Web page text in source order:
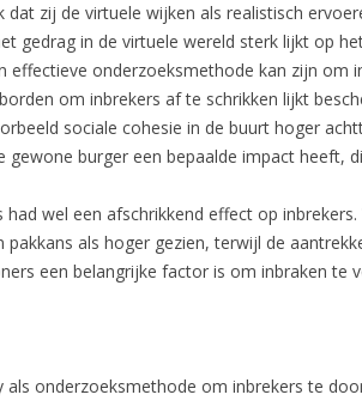
dat zij de virtuele wijken als realistisch
gedrag in de virtuele wereld sterk lijkt op
effectieve onderzoeksmethode kan zijn om
om inbrekers af te schrikken lijkt
sociale cohesie in de buurt hoger
burger een bepaalde impact heeft,
wel een afschrikkend effect op
als hoger gezien, terwijl de
een belangrijke factor is om inbraken te
als onderzoeksmethode om inbrekers te